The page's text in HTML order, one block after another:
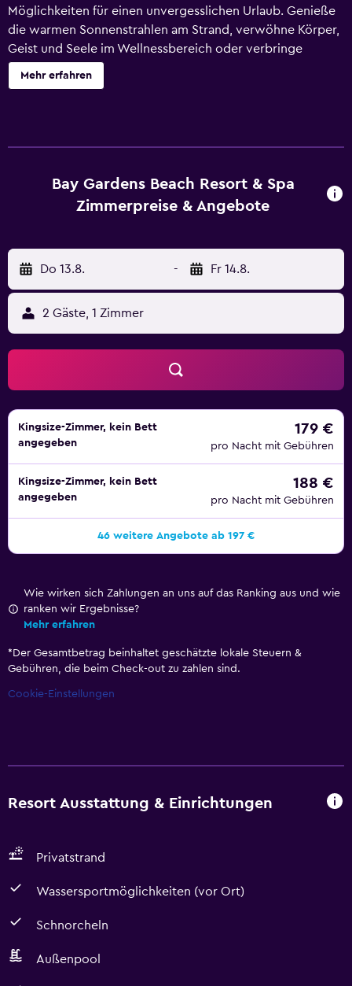
Möglichkeiten für einen unvergesslichen Urlaub. Genieße
die warmen Sonnenstrahlen am Strand, verwöhne Körper,
Geist und Seele im Wellnessbereich oder verbringe
entspannte Stunden im Wasserpark (kostenlos). Bay
Gardens Beach Resort and Spa besitzt 75 klimatisierte
mit Kabelempfang zur Verfügung. Die Bäder sind wie folgt
ausgestattet: Hausschuhe, kostenlose Toilettenartikel und
gehören Telefone und Schreibtische. Alle Zimmer
verfügen außerdem über Bügeleisen/Bügelbretter und
Deckenventilatoren. Der Reinigungsservice wird täglich
angeboten. Auf Anfrage bekommst du Massagen im
Zimmer. Zum Freizeitangebot vor Ort gehört Folgendes:
Außenpool, Kinderbecken und Whirlpool. Zum
Freizeitangebot gehören außerdem Wasserpark
(kostenlos) und Fitnessmöglichkeiten. Die unten
aufgeführten Freizeitaktivitäten werden entweder vor Ort
oder in der Nähe angeboten. Es können dabei Gebühren
anfallen.
Mehr erfahren
Bay Gardens Beach Resort & Spa
Zimmerpreise & Angebote
Do 13.8. - Fr 14.8.
2 Gäste, 1 Zimmer
Kingsize-Zimmer, kein Bett
angegeben
179 €
pro Nacht mit Gebühren
Kingsize-Zimmer, kein Bett
angegeben
188 €
pro Nacht mit Gebühren
46 weitere Angebote ab 197 €
Wie wirken sich Zahlungen an uns auf das Ranking aus und wie
ranken wir Ergebnisse?
Mehr erfahren
* Der Gesamtbetrag beinhaltet geschätzte lokale Steuern &
Gebühren, die beim Check-out zu zahlen sind.
Cookie-Einstellungen
Resort Ausstattung & Einrichtungen
Privatstrand
Wassersportmöglichkeiten (vor Ort)
Schnorcheln
Außenpool